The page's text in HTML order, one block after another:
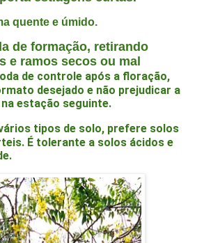
quente e úmido.
de formação, retirando
e ramos secos ou mal
de controle após a floração,
desejado e não prejudicar a
estação seguinte.
tipos de solo, prefere solos
É tolerante a solos ácidos e